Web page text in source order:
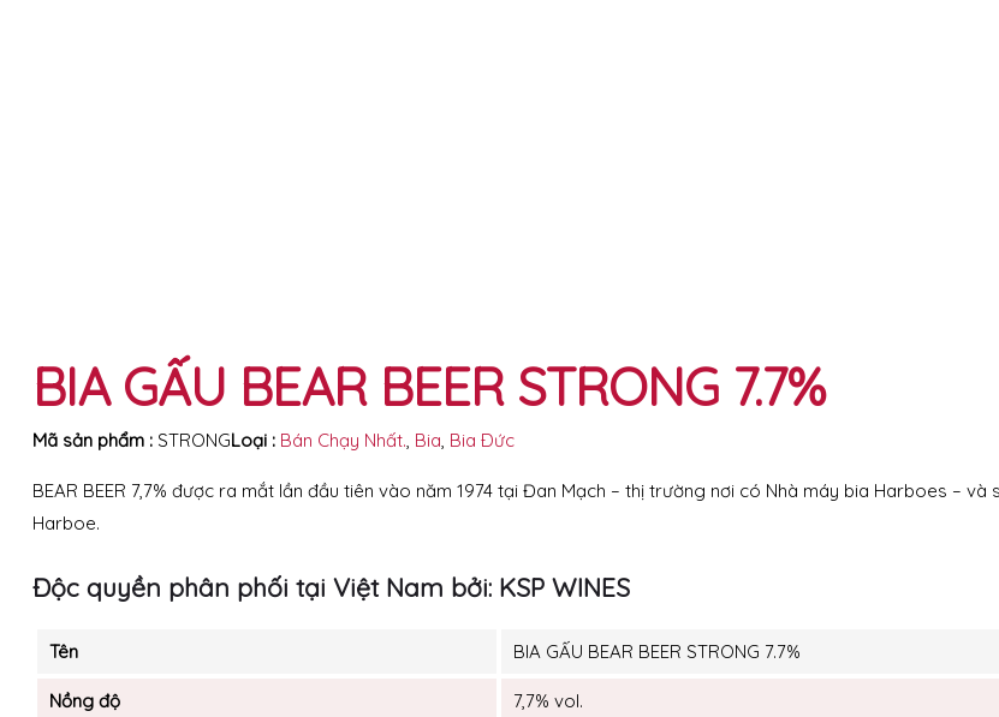
BIA GẤU BEAR BEER STRONG 7.7%
Mã sản phẩm : STRONGLoại : Bán Chạy Nhất., Bia, Bia Ðức
BEAR BEER 7,7% được ra mắt lần đầu tiên vào năm 1974 tại Đan Mạch – thị trường nơi có Nhà máy bia Harboes –
Harboe.
Độc quyền phân phối tại Việt Nam bởi: KSP WINES
Tên BIA GẤU BEAR BEER STRONG 7.7%
Nồng độ 7,7% vol.